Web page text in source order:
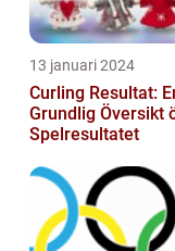
13 januari 2024
Curling Resultat:
Grundlig Översikt
Spelresultatet